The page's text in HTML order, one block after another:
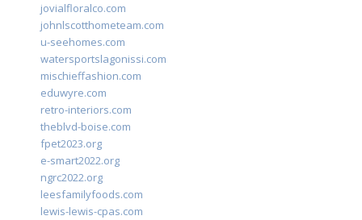
jovialfloralco.com
johnlscotthometeam.com
u-seehomes.com
watersportslagonissi.com
mischieffashion.com
eduwyre.com
retro-interiors.com
theblvd-boise.com
fpet2023.org
e-smart2022.org
ngrc2022.org
leesfamilyfoods.com
lewis-lewis-cpas.com